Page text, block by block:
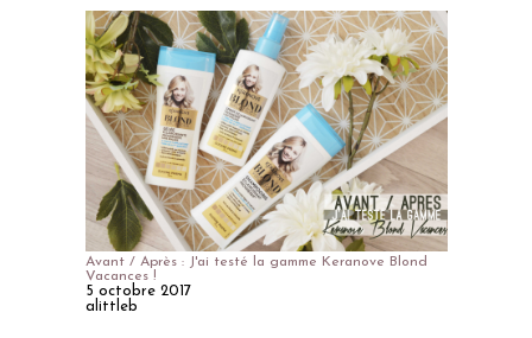
Avant / Après : J'ai testé la gamme Keranove Blond
Vacances !
5 octobre 2017
alittleb